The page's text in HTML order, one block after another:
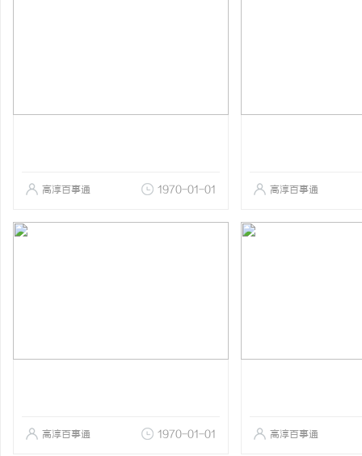
高淳百事通 1970-01-01 高淳百事通
高淳百事通 1970-01-01 高淳百事通